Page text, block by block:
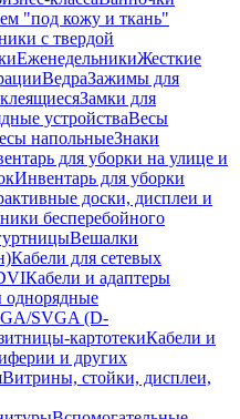
"под кожу и ткань"
с твердой
ЕженедельникиЖесткие
ВедраЗажимы для
Замки для
устройстваВесы
напольныеЗнаки
для уборки на улице и
Инвентарь для уборки
доски, дисплеи и
бесперебойного
Вешалки
Кабели для сетевых
Кабели и адаптеры
SVGA (D-
картотекиКабели и
и других
Витрины, стойки, дисплеи,